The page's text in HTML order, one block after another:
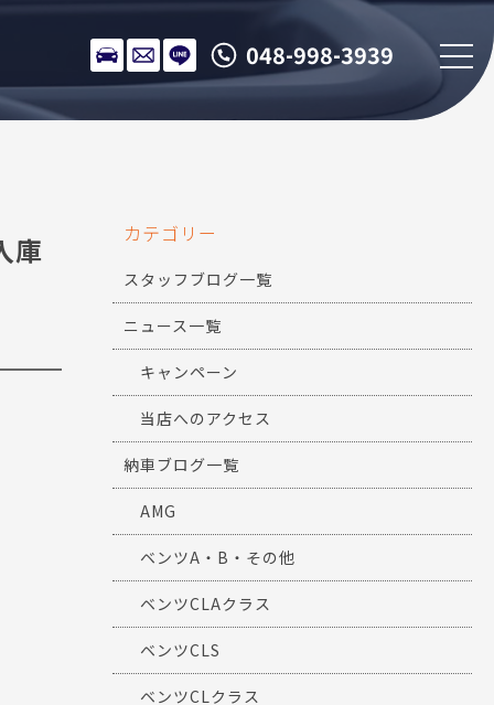
048-998-3939
庫 カテゴリー
スタッフブログ一覧
ニュース一覧
キャンペーン
当店へのアクセス
納車ブログ一覧
AMG
ベンツA・B・その他
ベンツCLAクラス
ベンツCLS
ベンツCLクラス